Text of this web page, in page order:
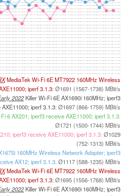
MediaTek Wi-Fi 6E MT7922 160MHz Wireless
iperf 3.1.3:Ø1691 (1567-1738) MBit/s
2022Killer Wi-Fi 6E AX1690i 160MHz; iperf3
iperf 3.1.3: Ø1697 (866-1759) MBit/s
6 AX201; iperf3 receive AXE11000; iperf 3.1.3:
Ø1721 (1500-1744) MBit/s
iperf3 receive AXE11000; iperf 3.1.3: Ø1029
(752-1313) MBit/s
160MHz Wireless Network Adapter; iperf3
AX12; iperf 3.1.3: Ø1117 (588-1235) MBit/s
MediaTek Wi-Fi 6E MT7922 160MHz Wireless
iperf 3.1.3:Ø1695 (1556-1768) MBit/s
2022Killer Wi-Fi 6E AX1690i 160MHz; iperf3